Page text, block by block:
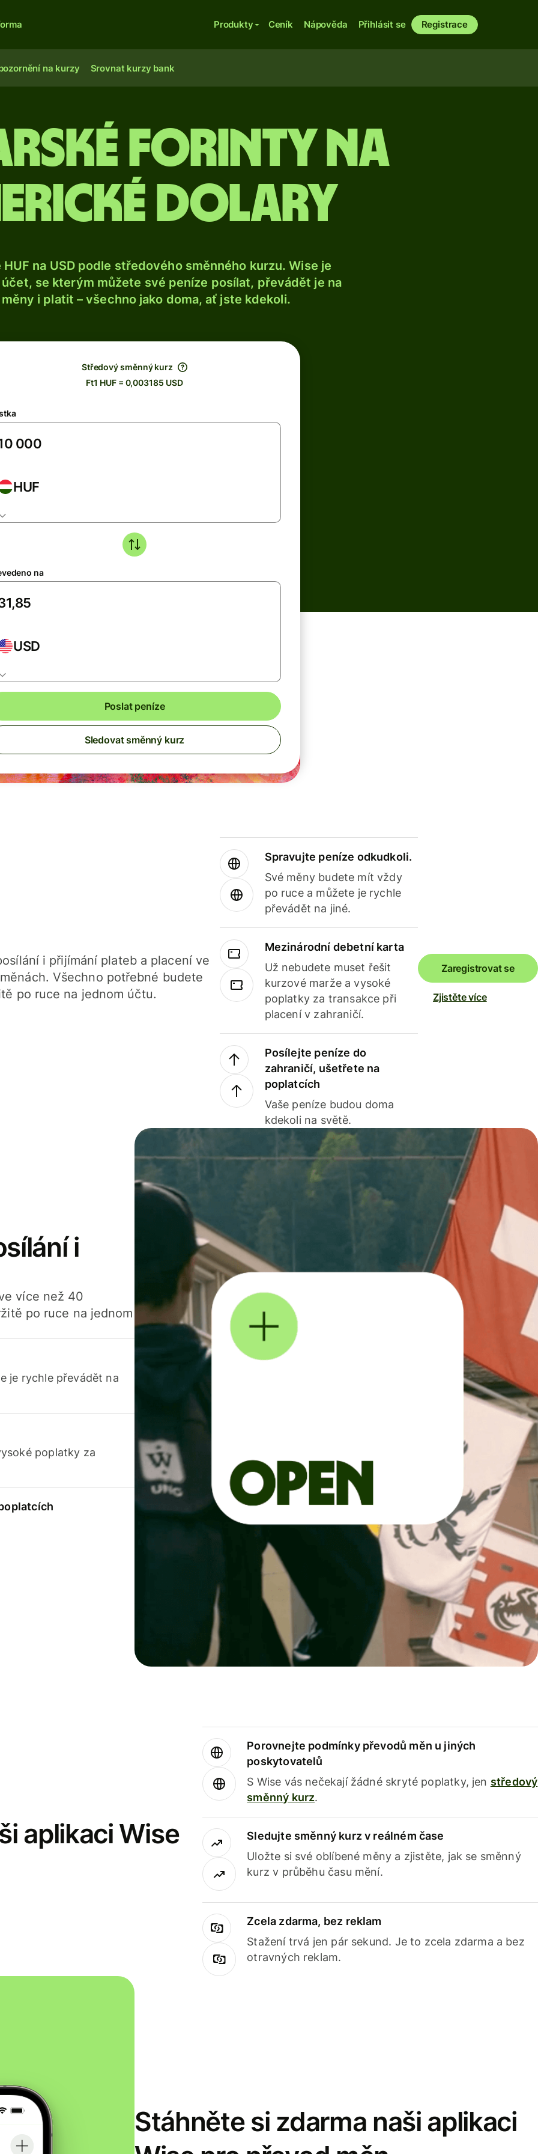
Produkty Ceník Nápověda Přihlásit se Registrace
na kurzy Srovnat kurzy bank
forinty na
dolary
na USD podle středového směnného kurzu. Wise je
se kterým můžete své peníze posílat, převádět je na
i platit – všechno jako doma, ať jste kdekoli.
Středový směnný kurz
Ft1 HUF = 0,003185 USD
HUF
na
USD
Poslat peníze
Sledovat směnný kurz
i přijímání plateb a placení ve
Všechno potřebné budete
po ruce na jednom účtu.
Spravujte peníze odkudkoli.
Své měny budete mít vždy
po ruce a můžete je rychle
převádět na jiné.
Mezinárodní debetní karta
Už nebudete muset řešit
kurzové marže a vysoké
poplatky za transakce při
placení v zahraničí.
Posílejte peníze do
zahraničí, ušetřete na
poplatcích
Vaše peníze budou doma
kdekoli na světě.
Zaregistrovat se
Zjistěte více
i
více než 40
po ruce na jednom
je rychle převádět na
poplatky za
aplikaci Wise
Porovnejte podmínky převodů měn u jiných
poskytovatelů
S Wise vás nečekají žádné skryté poplatky, jen středový
směnný kurz.
Sledujte směnný kurz v reálném čase
Uložte si své oblíbené měny a zjistěte, jak se směnný
kurz v průběhu času mění.
Zcela zdarma, bez reklam
Stažení trvá jen pár sekund. Je to zcela zdarma a bez
otravných reklam.
Stáhněte si zdarma naši aplikaci